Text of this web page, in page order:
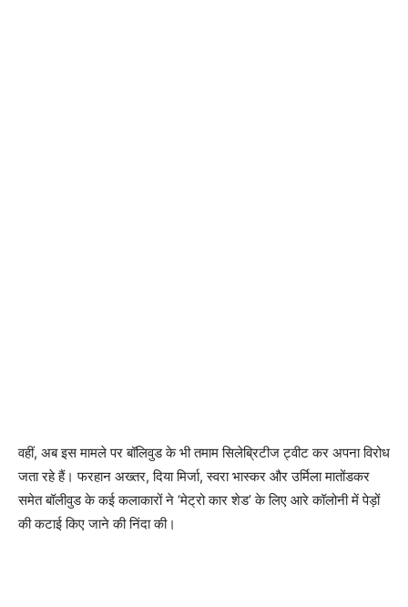
वहीं, अब इस मामले पर बॉलिवुड के भी तमाम सिलेब्रिटीज ट्वीट कर अपना विरोध
जता रहे हैं। फरहान अख्तर, दिया मिर्जा, स्वरा भास्कर और उर्मिला मातोंडकर
समेत बॉलीवुड के कई कलाकारों ने ‘मेट्रो कार शेड’ के लिए आरे कॉलोनी में पेड़ों
की कटाई किए जाने की निंदा की।